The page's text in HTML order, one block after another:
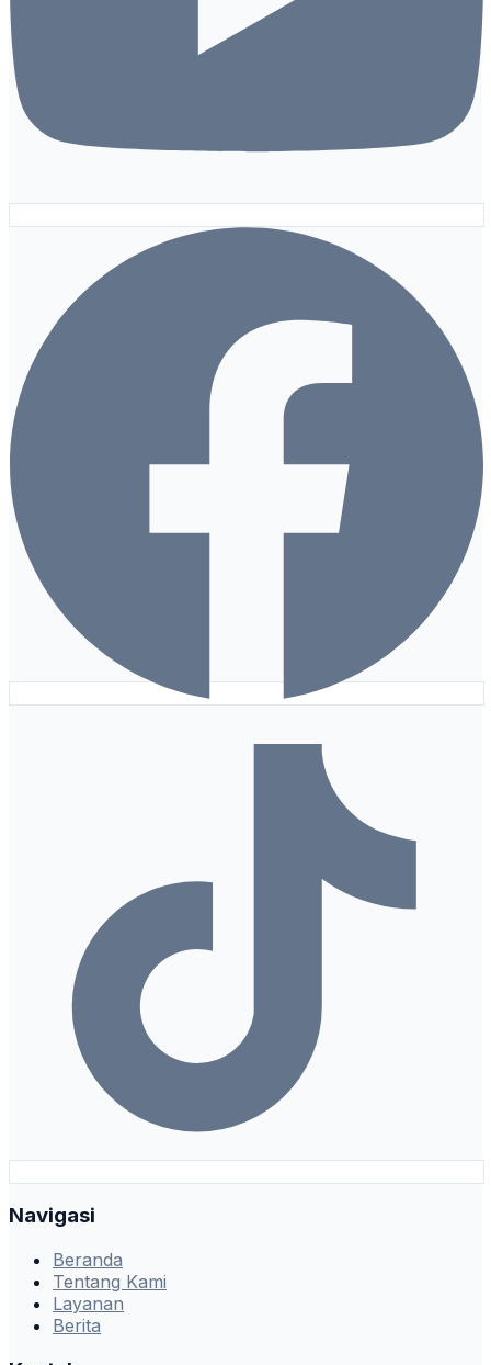
Navigasi
Beranda
Tentang Kami
Layanan
Berita